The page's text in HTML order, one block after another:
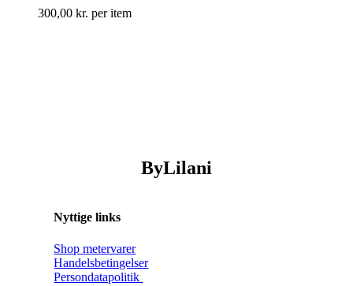
300,00 kr. per item
ByLilani
Nyttige links
Shop metervarer
Handelsbetingelser
Persondatapolitik